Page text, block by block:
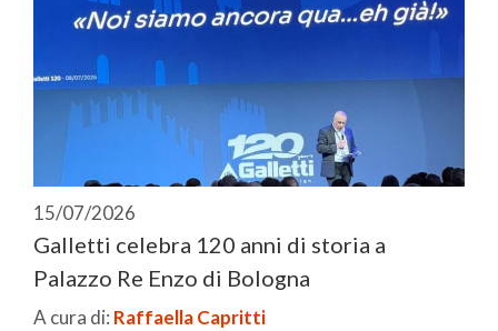
15/07/2026
Galletti celebra 120 anni di storia a
Palazzo Re Enzo di Bologna
A cura di: Raffaella Capritti